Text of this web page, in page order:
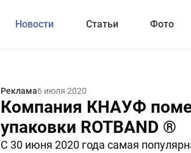
Новости Статьи Фото
Реклама6 июля 2020
Компания КНАУФ
упаковки ROTBAND ®
С 30 июня 2020 года самая